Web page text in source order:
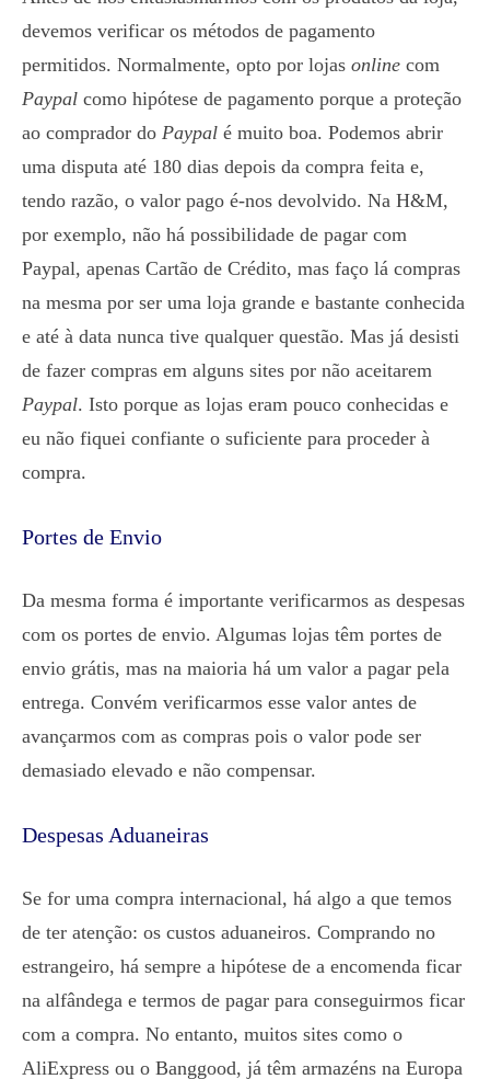
devemos verificar os métodos de pagamento
permitidos. Normalmente, opto por lojas online com
Paypal como hipótese de pagamento porque a proteção
ao comprador do Paypal é muito boa. Podemos abrir
uma disputa até 180 dias depois da compra feita e,
tendo razão, o valor pago é-nos devolvido. Na H&M,
por exemplo, não há possibilidade de pagar com
Paypal, apenas Cartão de Crédito, mas faço lá compras
na mesma por ser uma loja grande e bastante conhecida
e até à data nunca tive qualquer questão. Mas já desisti
de fazer compras em alguns sites por não aceitarem
Paypal. Isto porque as lojas eram pouco conhecidas e
eu não fiquei confiante o suficiente para proceder à
compra.
Portes de Envio
Da mesma forma é importante verificarmos as despesas
com os portes de envio. Algumas lojas têm portes de
envio grátis, mas na maioria há um valor a pagar pela
entrega. Convém verificarmos esse valor antes de
avançarmos com as compras pois o valor pode ser
demasiado elevado e não compensar.
Despesas Aduaneiras
Se for uma compra internacional, há algo a que temos
de ter atenção: os custos aduaneiros. Comprando no
estrangeiro, há sempre a hipótese de a encomenda ficar
na alfândega e termos de pagar para conseguirmos ficar
com a compra. No entanto, muitos sites como o
AliExpress ou o Banggood, já têm armazéns na Europa